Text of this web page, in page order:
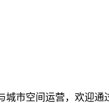
市空间运营，欢迎通